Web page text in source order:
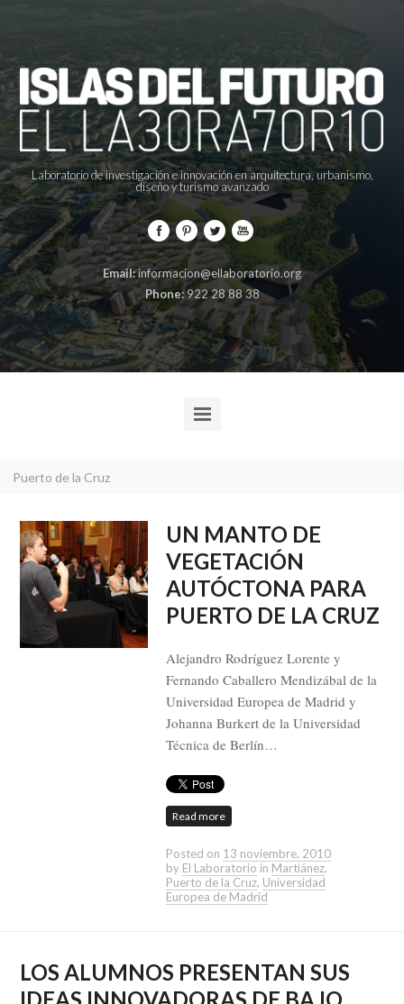
Laboratorio de investigación e innovación en arquitectura, urbanismo,
diseño y turismo avanzado
Email:informacion@ellaboratorio.org
Phone:922 28 88 38
Puerto de la Cruz
UN MANTO DE
VEGETACIÓN
AUTÓCTONA PARA
PUERTO DE LA CRUZ
Alejandro Rodríguez Lorente y
Fernando Caballero Mendizábal de la
Universidad Europea de Madrid y
Johanna Burkert de la Universidad
Técnica de Berlín…
Read more
Posted on 13 noviembre, 2010
by El Laboratorio in Martiánez,
Puerto de la Cruz, Universidad
Europea de Madrid
LOS ALUMNOS PRESENTAN SUS